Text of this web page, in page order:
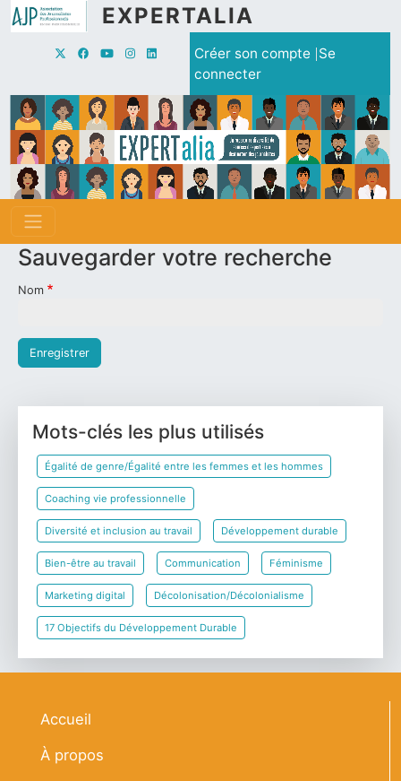
Aller au contenu principalEXPERTALIA
Menu du compte de
Créer son compte Se
connecter
Sauvegarder votre recherche
Nom
Mots-clés les plus utilisés
Égalité de genre/Égalité entre les femmes et les hommes
Coaching vie professionnelle
Diversité et inclusion au travail Développement durable
Bien-être au travail Communication Féminisme
Marketing digital Décolonisation/Décolonialisme
17 Objectifs du Développement Durable
Navigation principale
Accueil
À propos